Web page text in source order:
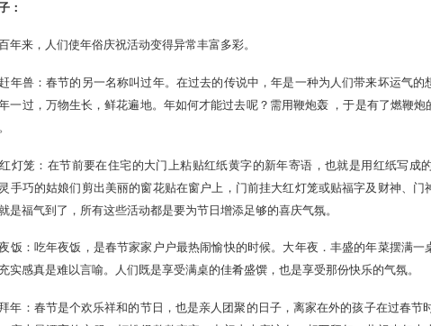
千百年来，人们使年俗庆祝活动变得异常丰富多彩。
驱赶年兽：春节的另一名称叫过年。在过去的传说中，年是一种
不生；年一过，万物生长，鲜花遍地。年如何才能过去呢？需用鞭
种方式。
挂红灯笼：在节前要在住宅的大门上粘贴红纸黄字的新年寄语
画，心灵手巧的姑娘们剪出美丽的窗花贴在窗户上，门前挂大红灯
了，也就是福气到了，所有这些活动都是要为节日增添足够的喜庆气